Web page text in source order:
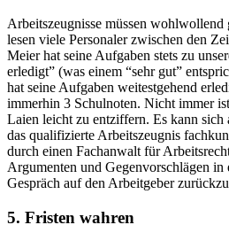
Arbeitszeugnisse müssen wohlwollend
lesen viele Personaler zwischen den
Meier hat seine Aufgaben stets zu
erledigt” (was einem “sehr gut”
hat seine Aufgaben weitestgehend
immerhin 3 Schulnoten. Nicht immer
Laien leicht zu entziffern. Es kann
das qualifizierte Arbeitszeugnis
durch einen Fachanwalt für
Argumenten und Gegenvorschlägen in
Gespräch auf den Arbeitgeber
5. Fristen wahren